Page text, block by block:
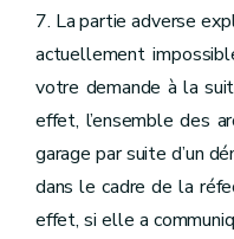
7. La partie adverse
actuellement
votre demande à la
effet, l’ensemble des
garage par suite d’un
dans le cadre de la
effet, si elle a